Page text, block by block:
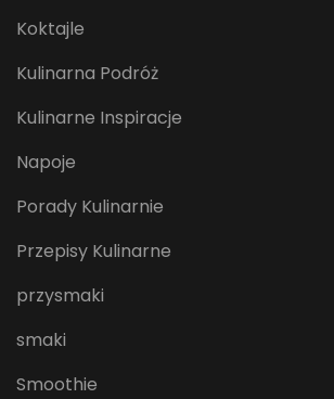
Koktajle
Kulinarna Podróż
Kulinarne Inspiracje
Napoje
Porady Kulinarnie
Przepisy Kulinarne
przysmaki
smaki
Smoothie